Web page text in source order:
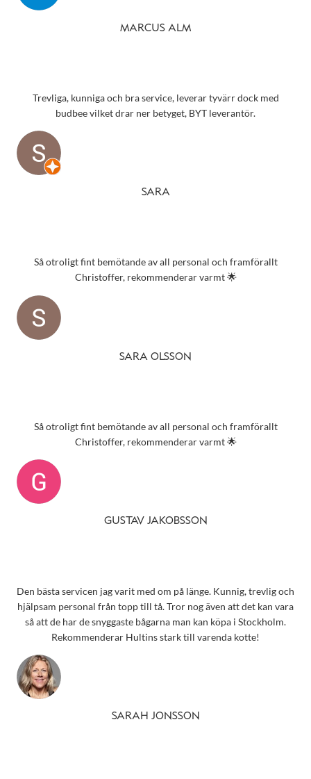
MARCUS ALM
Trevliga, kunniga och bra service, leverar tyvärr dock med
budbee vilket drar ner betyget, BYT leverantör.
SARA
Så otroligt fint bemötande av all personal och framförallt
Christoffer, rekommenderar varmt 🌟
SARA OLSSON
Så otroligt fint bemötande av all personal och framförallt
Christoffer, rekommenderar varmt 🌟
GUSTAV JAKOBSSON
Den bästa servicen jag varit med om på länge. Kunnig, trevlig och
hjälpsam personal från topp till tå. Tror nog även att det kan vara
så att de har de snyggaste bågarna man kan köpa i Stockholm.
Rekommenderar Hultins stark till varenda kotte!
SARAH JONSSON